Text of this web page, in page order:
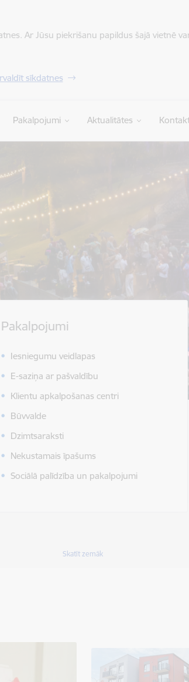
Ar Jūsu piekrišanu papildus šajā vietnē
sīkdatnes
Pakalpojumi Aktualitātes
Pakalpojumi
Iesniegumu veidlapas
E-saziņa ar pašvaldību
Klientu apkalpošanas centri
Būvvalde
Dzimtsaraksti
Nekustamais īpašums
Sociālā palīdzība un pakalpojumi
Skatīt zemāk